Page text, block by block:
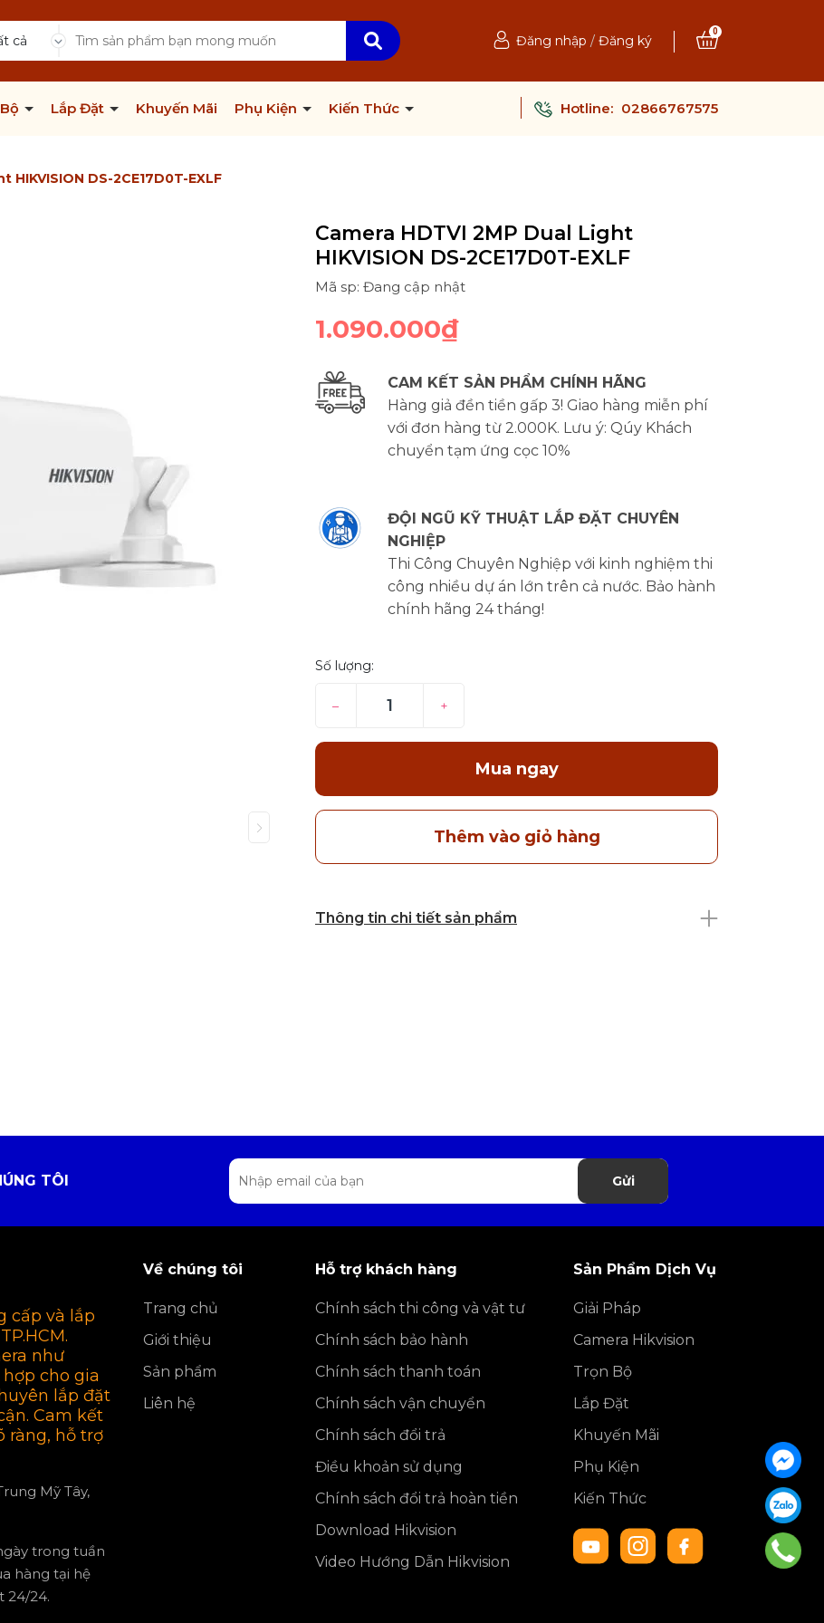
cả Đăng nhập / Đăng ký
0
Lắp Đặt Khuyến Mãi Phụ Kiện Kiến Thức Hotline: 02866767575
HIKVISION DS-2CE17D0T-EXLF
Camera HDTVI 2MP Dual Light
HIKVISION DS-2CE17D0T-EXLF
Mã sp: Đang cập nhật
1.090.000₫
CAM KẾT SẢN PHẨM CHÍNH HÃNG
Hàng giả đền tiền gấp 3! Giao hàng miễn phí
với đơn hàng từ 2.000K. Lưu ý: Qúy Khách
chuyển tạm ứng cọc 10%
ĐỘI NGŨ KỸ THUẬT LẮP ĐẶT CHUYÊN
NGHIỆP
Thi Công Chuyên Nghiệp với kinh nghiệm thi
công nhiều dự án lớn trên cả nước. Bảo hành
chính hãng 24 tháng!
Số lượng:
– +
Mua ngay
Thêm vào giỏ hàng
Thông tin chi tiết sản phẩm
TÔI Gửi
cấp và lắp
như
cho gia
lắp đặt
Cam kết
ràng, hỗ trợ
Mỹ Tây,
trong tuần
hàng tại hệ
24/24.
Về chúng tôi
Trang chủ
Giới thiệu
Sản phẩm
Liên hệ
Hỗ trợ khách hàng
Chính sách thi công và vật tư
Chính sách bảo hành
Chính sách thanh toán
Chính sách vận chuyển
Chính sách đổi trả
Điều khoản sử dụng
Chính sách đổi trả hoàn tiền
Download Hikvision
Video Hướng Dẫn Hikvision
Sản Phẩm Dịch Vụ
Giải Pháp
Camera Hikvision
Trọn Bộ
Lắp Đặt
Khuyến Mãi
Phụ Kiện
Kiến Thức